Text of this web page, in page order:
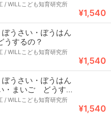
/ WILLこども知育研究所
¥1,540
うさい・ぼうはん
するの？
/ WILLこども知育研究所
¥1,540
うさい・ぼうはん
・まいご どうする
/ WILLこども知育研究所
¥1,540